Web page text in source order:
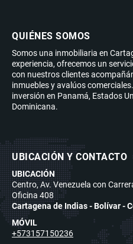
QUIÉNES SOMOS
Somos una inmobiliaria en
experiencia, ofrecemos un
con nuestros clientes
inmuebles y avalúos
inversión en Panamá, Estados
Dominicana.
UBICACIÓN Y CONTACTO
UBICACIÓN
Centro, Av. Venezuela con
Oficina 408
Cartagena de Indias - Bolívar -
MÓVIL
+573157150236